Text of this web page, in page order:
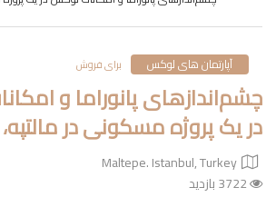
آپارتمان های لوکس برای فروش
چشم‌اندازهای پانوراما و
در یک پروژه مسکونی در
Maltepe. Istanbul, Turkey